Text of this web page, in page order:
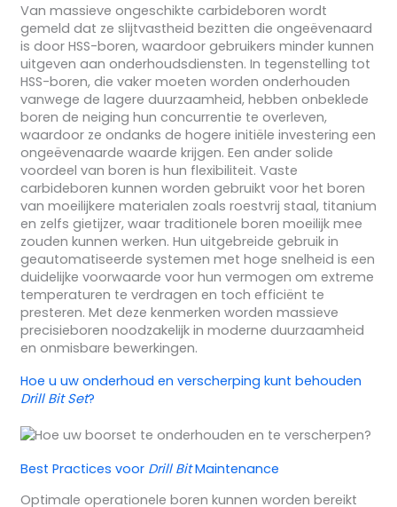
Van massieve ongeschikte carbideboren wordt
gemeld dat ze slijtvastheid bezitten die ongeëvenaard
is door HSS-boren, waardoor gebruikers minder kunnen
uitgeven aan onderhoudsdiensten. In tegenstelling tot
HSS-boren, die vaker moeten worden onderhouden
vanwege de lagere duurzaamheid, hebben onbeklede
boren de neiging hun concurrentie te overleven,
waardoor ze ondanks de hogere initiële investering een
ongeëvenaarde waarde krijgen. Een ander solide
voordeel van boren is hun flexibiliteit. Vaste
carbideboren kunnen worden gebruikt voor het boren
van moeilijkere materialen zoals roestvrij staal, titanium
en zelfs gietijzer, waar traditionele boren moeilijk mee
zouden kunnen werken. Hun uitgebreide gebruik in
geautomatiseerde systemen met hoge snelheid is een
duidelijke voorwaarde voor hun vermogen om extreme
temperaturen te verdragen en toch efficiënt te
presteren. Met deze kenmerken worden massieve
precisieboren noodzakelijk in moderne duurzaamheid
en onmisbare bewerkingen.
Hoe u uw onderhoud en verscherping kunt behouden
Drill Bit Set?
Best Practices voor Drill BitMaintenance
Optimale operationele boren kunnen worden bereikt